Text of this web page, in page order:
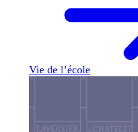
Vie de l’école